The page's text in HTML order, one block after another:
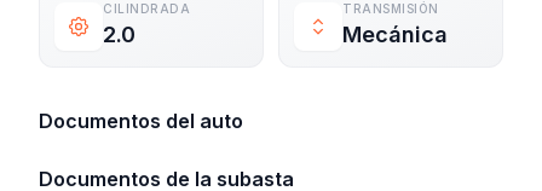
CILINDRADA
2.0
TRANSMISIÓN
Mecánica
Documentos del auto
Documentos de la subasta